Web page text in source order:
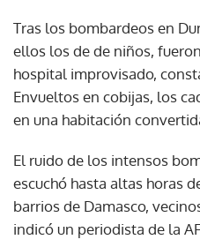
Tras los bombardeos en
ellos los de de niños,
hospital improvisado,
Envueltos en cobijas, los
en una habitación
El ruido de los intensos
escuchó hasta altas horas
barrios de Damasco,
indicó un periodista de la